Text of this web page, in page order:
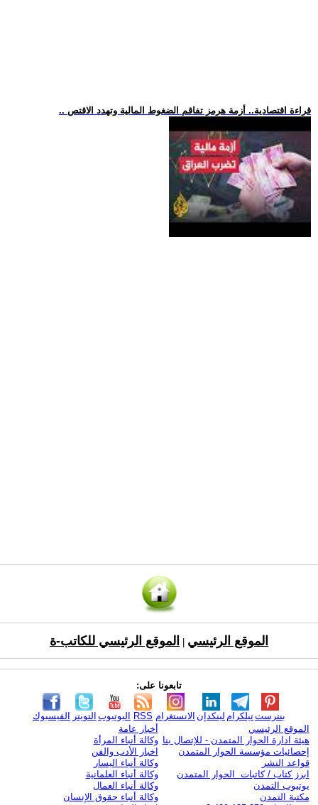
.. قراءة اقتصادية.. أزمة هرمز تفاقم الضغوط المالية وتهدد الاقتص
الموقع الرئيسي الموقع الرئيسي للكاتب-ة
تابعونا على:
الفيسبوك التويتر اليوتيوب RSS الانستغرام لينكدإن تيلكرامبنترست
الموقع الرئيسي
هيئة ادارة الحوار المتمدن - للإتصال بنا
إحصائيات مؤسسة الحوار المتمدن
قواعد النشر
ابرز كتاب / كاتبات الحوار المتمدن
يوتيوب التمدن
مكتبة التمدن
أخبار عامة
وكالة أنباء المرأة
اخبار الأدب والفن
وكالة أنباء اليسار
وكالة أنباء العلمانية
وكالة أنباء العمال
وكالة أنباء حقوق الإنسان